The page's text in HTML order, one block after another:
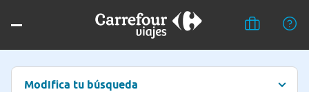
Modifica tu búsqueda